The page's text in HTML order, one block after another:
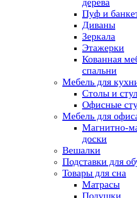
Пуф и
Диваны
Зеркала
Этажерки
Кованная
спальни
Мебель для
Столы и
Офисные
Мебель для
Магнитно-
доски
Вешалки
Подставки для
Товары для сна
Матрасы
Подушки